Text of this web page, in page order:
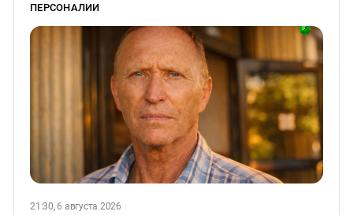
ПЕРСОНАЛИИ
21:30, 6 августа 2026